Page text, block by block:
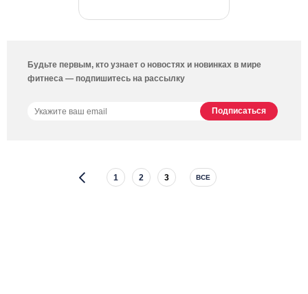
Будьте первым, кто узнает о новостях и новинках в мире
фитнеса — подпишитесь на рассылку
1 2 3 ВСЕ